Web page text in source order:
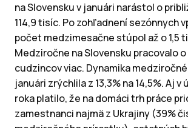
na Slovensku v januári narástol o
114,9 tisíc. Po zohľadnení sezónnych
počet medzimesačne stúpol až o 1,5
Medziročne na Slovensku pracovalo
cudzincov viac. Dynamika
januári zrýchlila z 13,3% na 14,5%. Aj
roka platilo, že na domáci trh práce
zamestnanci najmä z Ukrajiny (39%